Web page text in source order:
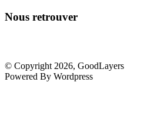
Nous retrouver
© Copyright 2026, GoodLayers
Powered By Wordpress